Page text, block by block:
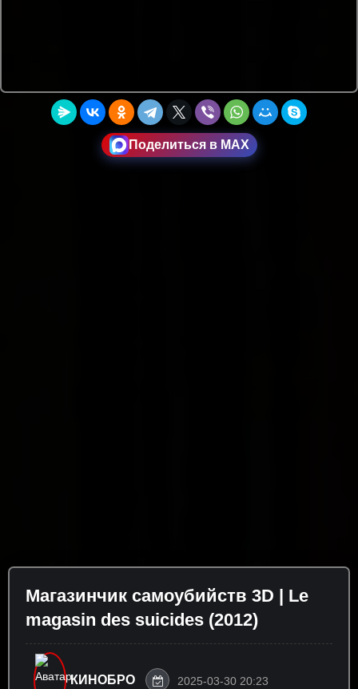
Поделиться в MAX
Магазинчик самоубийств 3D | Le
magasin des suicides (2012)
КИНОБРО 2025-03-30 20:23